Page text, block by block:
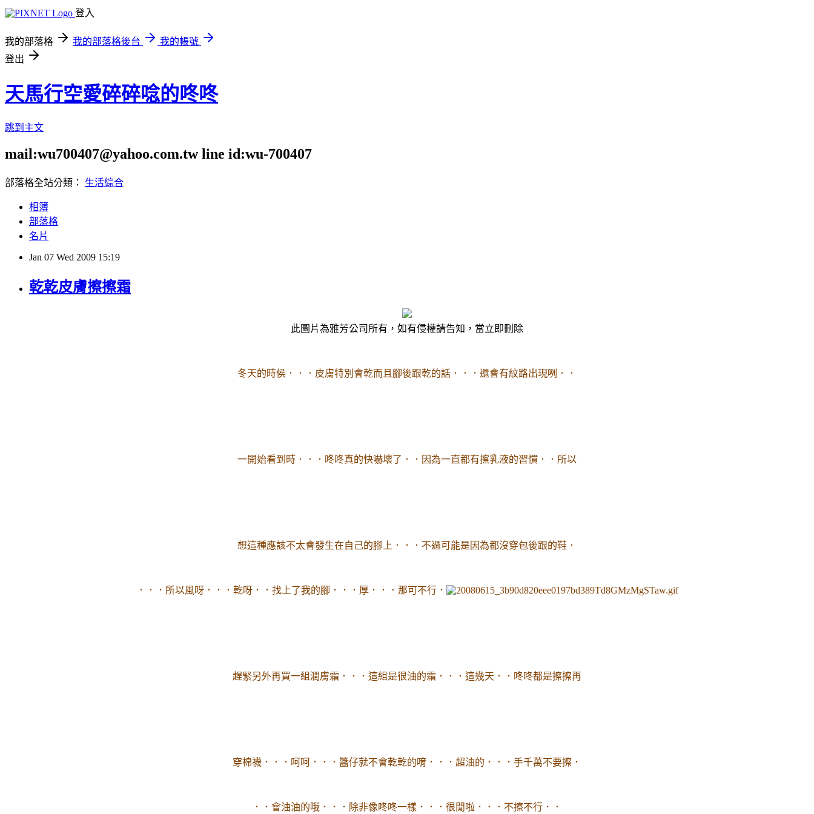
登入
我的部落格 我的部落格後台
我的帳號
登出
天馬行空愛碎碎唸的咚咚
跳到主文
mail:wu700407@yahoo.com.tw line id:wu-700407
部落格全站分類： 生活綜合
相簿
部落格
名片
Jan 07 Wed 2009 15:19
乾乾皮膚擦擦霜
此圖片為雅芳公司所有，如有侵權請告知，當立即刪除
冬天的時侯．．．皮膚特別會乾而且腳後跟乾的話．．．還會有紋路出現咧．．
一開始看到時．．．咚咚真的快嚇壞了．．因為一直都有擦乳液的習慣．．所以
想這種應該不太會發生在自己的腳上．．．不過可能是因為都沒穿包後跟的鞋．
．．．所以風呀．．．乾呀．．找上了我的腳．．．厚．．．那可不行．
趕緊另外再買一組潤膚霜．．．這組是很油的霜．．．這幾天．．咚咚都是擦擦再
穿棉襪．．．呵呵．．．醬仔就不會乾乾的唷．．．超油的．．．手千萬不要擦．
．．會油油的哦．．．除非像咚咚一樣．．．很閒啦．．．不擦不行．．